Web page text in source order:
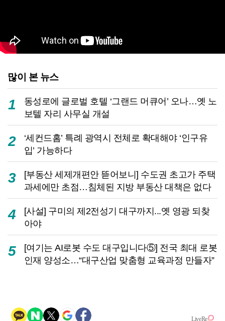
많이 본 뉴스
1
동성로에 글로벌 호텔 ‘그랜드 머큐어’ 오나…옛 노
보텔 자리 사무실 개설
2
‘세컨드홈’ 특례 광역시 전체로 확대해야 ‘인구유
입’ 가능하다
3
[부동산 세제개편안 뜯어보니] 수도권 초고가 주택
과세에만 초점…침체된 지방 부동산 대책은 없다
4
[사설] 구미의 제2전성기 대구까지...옛 영광 되찾
아야
5
[여기는 AI로봇 수도 대구입니다⑤] 전국 최대 로봇
인재 양성소…“대구산업 맞춤형 교육과정 만들자”